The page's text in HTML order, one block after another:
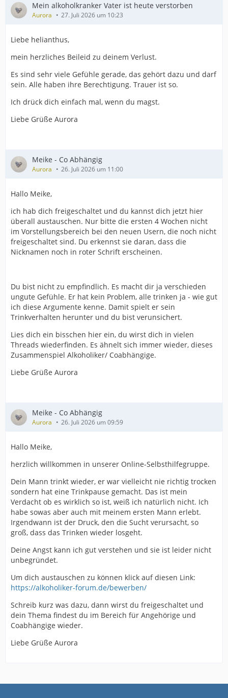
Mein alkoholkranker Vater ist heute verstorben
Aurora 27. Juli 2026 um 10:23
Liebe helianthus,
mein herzliches Beileid zu deinem Verlust.
Es sind sehr viele Gefühle gerade, das gehört dazu und darf
sein. Alle haben ihre Berechtigung. Trauer ist so.
Ich drück dich einfach mal, wenn du magst.
Liebe Grüße Aurora
Meike - Co Abhängig
Aurora 26. Juli 2026 um 11:00
Hallo Meike,
ich hab dich freigeschaltet und du kannst dich jetzt hier
überall austauschen. Nur bitte die ersten 4 Wochen nicht
im Vorstellungsbereich bei den neuen Usern, die noch nicht
freigeschaltet sind. Du erkennst sie daran, dass die
Nicknamen noch in roter Schrift erscheinen.
Du bist nicht zu empfindlich. Es macht dir ja verschieden
ungute Gefühle. Er hat kein Problem, alle trinken ja - wie gut
ich diese Argumente kenne. Damit spielt er sein
Trinkverhalten herunter und du bist verunsichert.
Lies dich ein bisschen hier ein, du wirst dich in vielen
Threads wiederfinden. Es ähnelt sich immer wieder, dieses
Zusammenspiel Alkoholiker/ Coabhängige.
Liebe Grüße Aurora
Meike - Co Abhängig
Aurora 26. Juli 2026 um 09:59
Hallo Meike,
herzlich willkommen in unserer Online-Selbsthilfegruppe.
Dein Mann trinkt wieder, er war vielleicht nie richtig trocken
sondern hat eine Trinkpause gemacht. Das ist mein
Verdacht ob es wirklich so ist, weiß ich natürlich nicht. Ich
habe sowas aber auch mit meinem ersten Mann erlebt.
Irgendwann ist der Druck, den die Sucht verursacht, so
groß, dass das Trinken wieder losgeht.
Deine Angst kann ich gut verstehen und sie ist leider nicht
unbegründet.
Um dich austauschen zu können klick auf diesen Link:
https://alkoholiker-forum.de/bewerben/
Schreib kurz was dazu, dann wirst du freigeschaltet und
dein Thema findest du im Bereich für Angehörige und
Coabhängige wieder.
Liebe Grüße Aurora